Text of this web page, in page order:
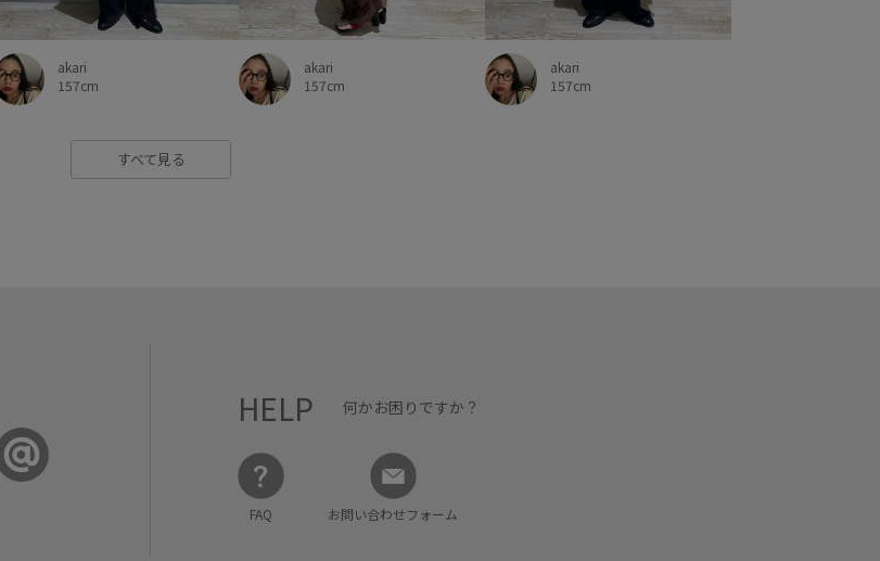
akari
157cm
akari
157cm
akari
157cm
すべて見る
HELP 何かお困りですか？
FAQ お問い合わせフォーム